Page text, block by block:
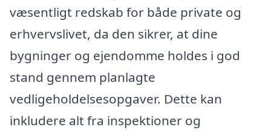
væsentligt redskab for både private og
erhvervslivet, da den sikrer, at dine
bygninger og ejendomme holdes i god
stand gennem planlagte
vedligeholdelsesopgaver. Dette kan
inkludere alt fra inspektioner og